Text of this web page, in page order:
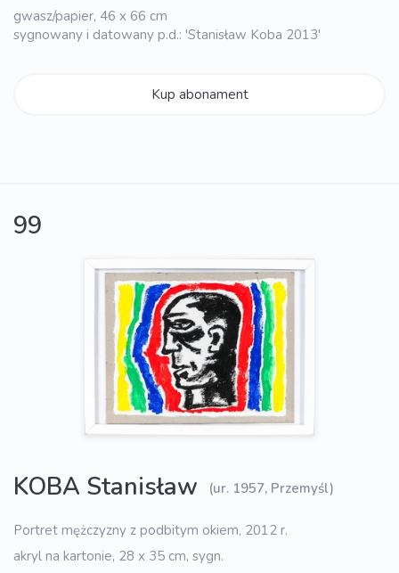
gwasz/papier, 46 x 66 cm
sygnowany i datowany p.d.: 'Stanisław Koba 2013'
Kup abonament
99
KOBA Stanisław (ur. 1957, Przemyśl)
Portret mężczyzny z podbitym okiem, 2012 r.
akryl na kartonie, 28 x 35 cm, sygn.